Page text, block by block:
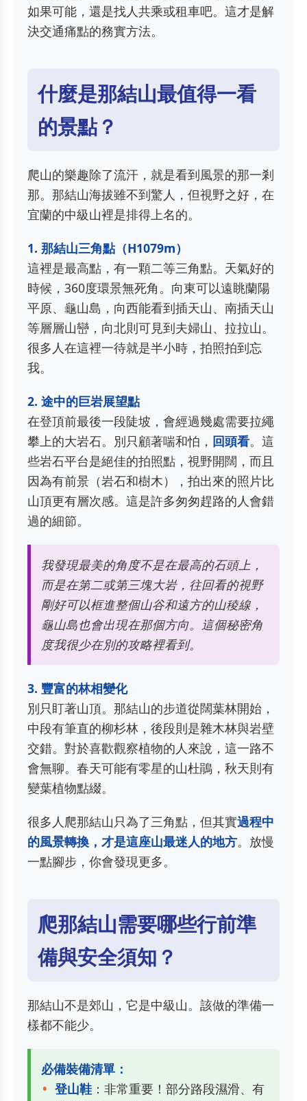
如果可能，還是找人共乘或租車吧。這才是解
決交通痛點的務實方法。
什麼是那結山最值得一看
的景點？
爬山的樂趣除了流汗，就是看到風景的那一剎
那。那結山海拔雖不到驚人，但視野之好，在
宜蘭的中級山裡是排得上名的。
1. 那結山三角點（H1079m）
這裡是最高點，有一顆二等三角點。天氣好的
時候，360度環景無死角。向東可以遠眺蘭陽
平原、龜山島，向西能看到插天山、南插天山
等層層山巒，向北則可見到夫婦山、拉拉山。
很多人在這裡一待就是半小時，拍照拍到忘
我。
2. 途中的巨岩展望點
在登頂前最後一段陡坡，會經過幾處需要拉繩
攀上的大岩石。別只顧著喘和怕， 回頭看。這
些岩石平台是絕佳的拍照點，視野開闊，而且
因為有前景（岩石和樹木），拍出來的照片比
山頂更有層次感。這是許多匆匆趕路的人會錯
過的細節。
我發現最美的角度不是在最高的石頭上，
而是在第二或第三塊大岩，往回看的視野
剛好可以框進整個山谷和遠方的山稜線，
龜山島也會出現在那個方向。這個秘密角
度我很少在別的攻略裡看到。
3. 豐富的林相變化
別只盯著山頂。那結山的步道從闊葉林開始，
中段有筆直的柳杉林，後段則是雜木林與岩壁
交錯。對於喜歡觀察植物的人來說，這一路不
會無聊。春天可能有零星的山杜鵑，秋天則有
變葉植物點綴。
很多人爬那結山只為了三角點，但其實過程中
的風景轉換，才是這座山最迷人的地方。放慢
一點腳步，你會發現更多。
爬那結山需要哪些行前準
備與安全須知？
那結山不是郊山，它是中級山。該做的準備一
樣都不能少。
必備裝備清單：
登山鞋 ：非常重要！部分路段濕滑、有